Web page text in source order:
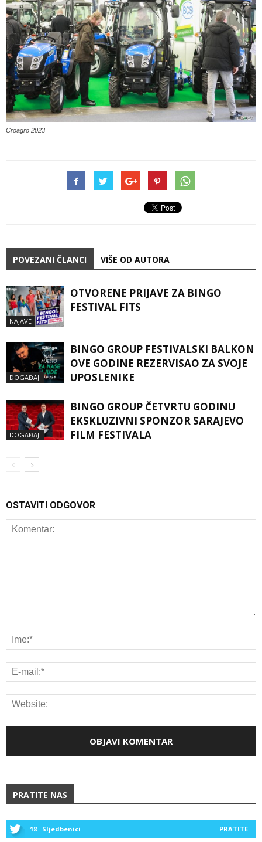
Croagro 2023
POVEZANI ČLANCI VIŠE OD AUTORA
NAJAVE
OTVORENE PRIJAVE ZA BINGO
FESTIVAL FITS
DOGAĐAJI
BINGO GROUP FESTIVALSKI BALKON
OVE GODINE REZERVISAO ZA SVOJE
UPOSLENIKE
DOGAĐAJI
BINGO GROUP ČETVRTU GODINU
EKSKLUZIVNI SPONZOR SARAJEVO
FILM FESTIVALA
OSTAVITI ODGOVOR
PRATITE NAS
18 Sljedbenici PRATITE